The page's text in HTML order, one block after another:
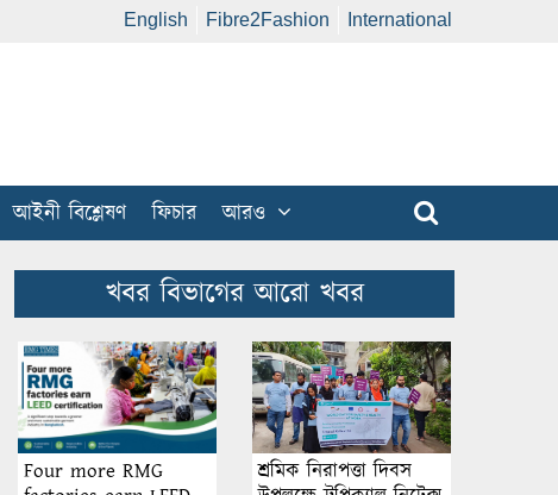
English Fibre2Fashion International
আইনী বিশ্লেষণ ফিচার আরও
খবর বিভাগের আরো খবর
Four more RMG
শ্রমিক নিরাপত্তা দিবস